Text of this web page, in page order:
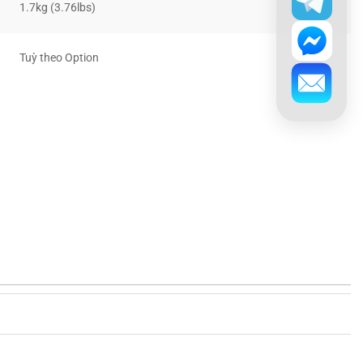
1.7kg (3.76lbs)
Tuỳ theo Option